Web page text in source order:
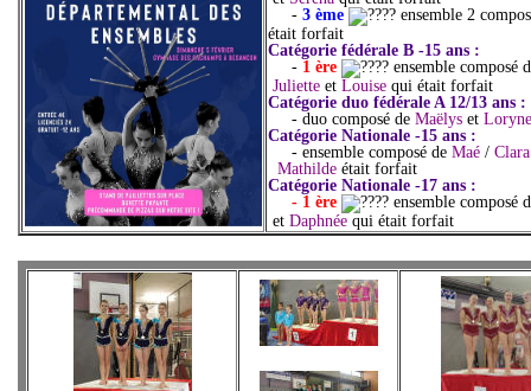
- 3 ème
ensemble 2
était forfait
Catégorie fédérale B -15 ans :
- 1 ère
ensemble composé
Juliette et Louise qui était forfait
Catégorie duo fédérale A 12/13 ans :
- duo composé de Maëlys et Loryne
Catégorie Nationale -15 ans :
- ensemble composé de Maé / Clara
Mathilde était forfait
Catégorie Nationale -17 ans :
- 1 ère
ensemble composé
et Daphnée qui était forfait